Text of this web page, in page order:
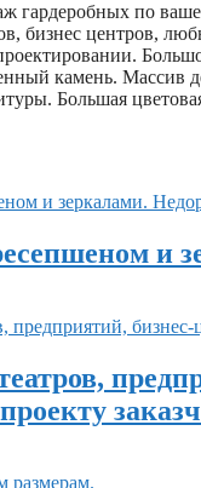
гардеробных по
бизнес центров,
камень.
Большая
и